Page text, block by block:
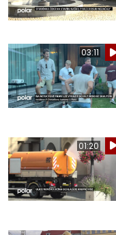
03:11
01:20